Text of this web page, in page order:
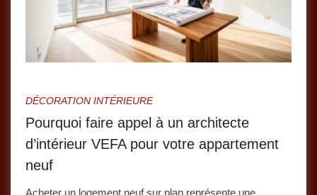
DÉCORATION INTÉRIEURE
Pourquoi faire appel à un architecte
d’intérieur VEFA pour votre appartement
neuf
Acheter un logement neuf sur plan représente une